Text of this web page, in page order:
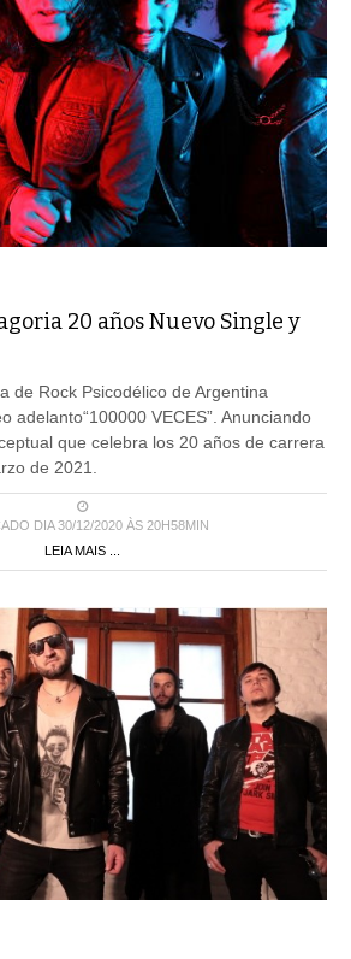
20 años Nuevo Single y
de Rock Psicodélico de Argentina
adelanto“100000 VECES”. Anunciando
que celebra los 20 años de carrera
de 2021.
DIA 30/12/2020 ÀS 20H58MIN
LEIA MAIS ...